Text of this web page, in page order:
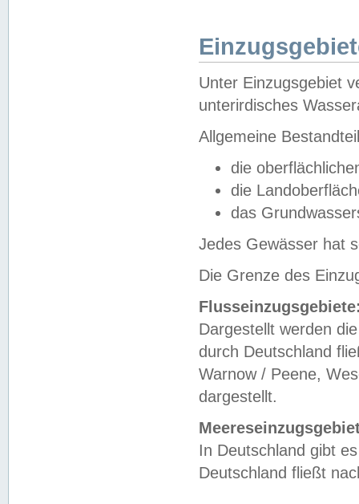
Unter Einzugsgebiet
unterirdisches
Allgemeine
die
die
das
Jedes Gewässer hat
Die Grenze des
Dargestellt werden
durch Deutschland
Warnow / Peene,
dargestellt.
In Deutschland gibt
Deutschland fließt